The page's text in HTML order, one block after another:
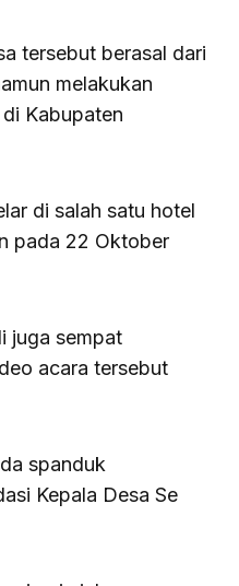
tersebut berasal dari
melakukan
Kabupaten
di salah satu hotel
pada 22 Oktober
juga sempat
acara tersebut
spanduk
Kepala Desa Se